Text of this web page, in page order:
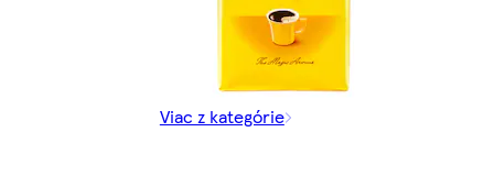
Viac z kategórie